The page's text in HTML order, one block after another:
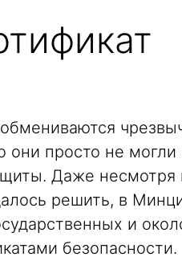
они просто не могли
Даже несмотря
решить, в
и
безопасности.